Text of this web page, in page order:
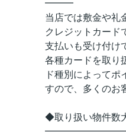
━━━
当店では敷金や礼
クレジットカード
支払いも受け付け
各種カードを取り
ド種別によってポ
すので、多くのお
◆取り扱い物件数